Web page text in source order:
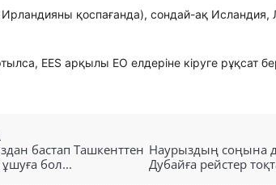
Ирландияны қоспағанда), сондай-ақ
EES арқылы ЕО елдеріне кіруге рұқсат
бастап Ташкенттен
бол...
Наурыздың соңына
Дубайға рейстер